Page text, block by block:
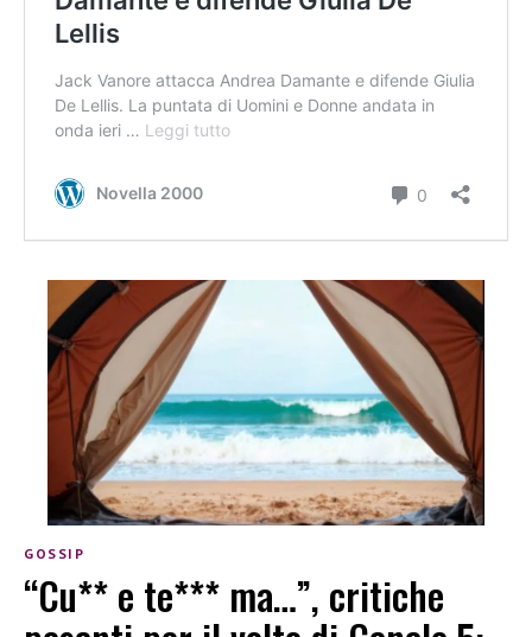
GOSSIP
“Cu** e te*** ma…”, critiche